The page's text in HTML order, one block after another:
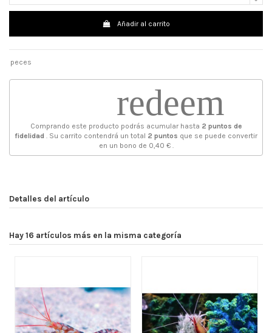
Añadir al carrito
peces
redeem
Comprando este producto podrás acumular hasta 2 puntos de
fidelidad . Su carrito contendrá un total 2 puntos que se puede convertir
en un bono de 0,40 €.
Detalles del artículo
Hay 16 artículos más en la misma categoría